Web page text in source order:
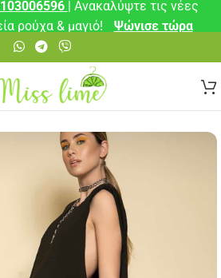
| Ανακαλύψτε τις νέες
ρούχα & μαγιό!
Ψώνισε τώρα